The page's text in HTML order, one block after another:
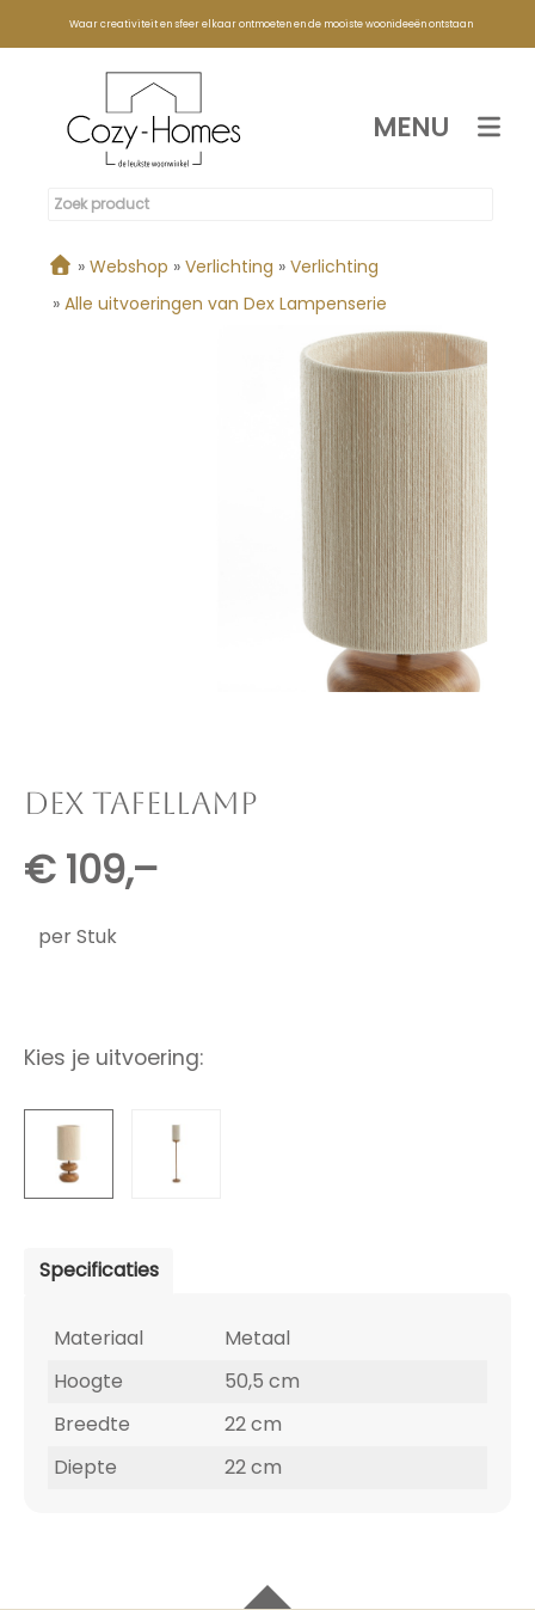
Waar creativiteit en sfeer elkaar ontmoeten en de mooiste woonideeën ontstaan
MENU
» Webshop » Verlichting » Verlichting
» Alle uitvoeringen van Dex Lampenserie
DEX TAFELLAMP
€ 109,–
per Stuk
Kies je uitvoering:
Specificaties
Materiaal
Metaal
Hoogte
50,5 cm
Breedte
22 cm
Diepte
22 cm